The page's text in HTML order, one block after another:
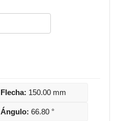
Flecha: 150.00 mm
Ángulo: 66.80 °